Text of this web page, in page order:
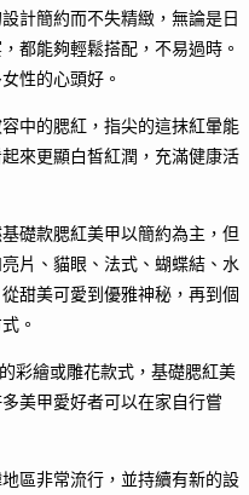
設計簡約而不失精緻，無論是日
都能夠輕鬆搭配，不易過時。
性的心頭好。
容中的腮紅，指尖的這抹紅暈能
來更顯白皙紅潤，充滿健康活
基礎款腮紅美甲以簡約為主，但
片、貓眼、法式、蝴蝶結、水
甜美可愛到優雅神秘，再到個
。
彩繪或雕花款式，基礎腮紅美
美甲愛好者可以在家自行嘗
地區非常流行，並持續有新的設